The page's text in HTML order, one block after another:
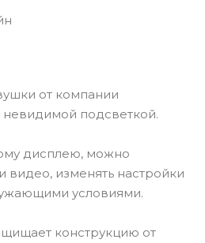
от компании
подсветкой.
дисплею, можно
видео, изменять настройки
условиями.
конструкцию от